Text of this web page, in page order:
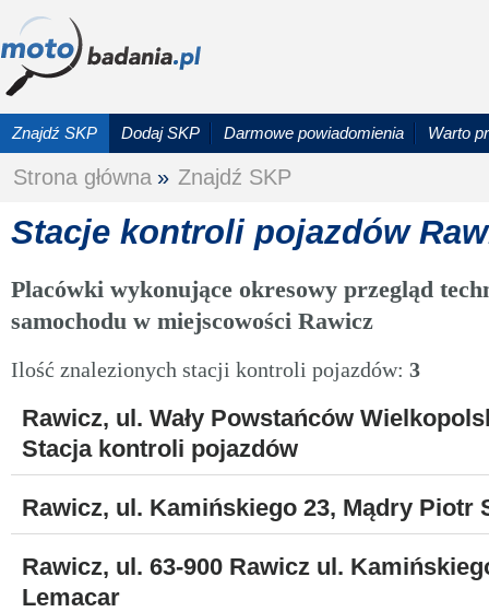
Znajdź SKP Dodaj SKP Darmowe powiadomienia Warto
Strona główna » Znajdź SKP
Stacje kontroli pojazdów
Placówki wykonujące okresowy przegląd
samochodu w miejscowości Rawicz
Ilość znalezionych stacji kontroli pojazdów: 3
Rawicz, ul. Wały Powstańców
Stacja kontroli pojazdów
Rawicz, ul. Kamińskiego 23, Mądry Piotr
Rawicz, ul. 63-900 Rawicz ul.
Lemacar